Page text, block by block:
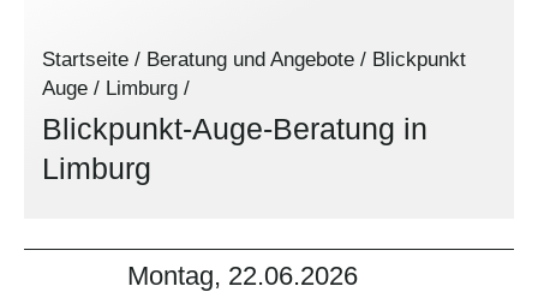
Startseite / Beratung und Angebote / Blickpunkt
Auge / Limburg /
Blickpunkt-Auge-Beratung in
Limburg
Montag, 22.06.2026